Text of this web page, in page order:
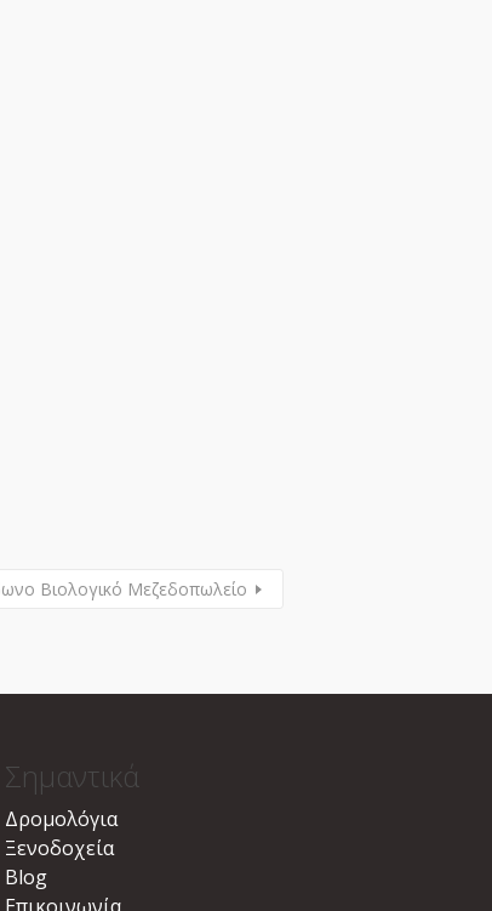
Βιολογικό Μεζεδοπωλείο
Σημαντικά
Δρομολόγια
Ξενοδοχεία
Blog